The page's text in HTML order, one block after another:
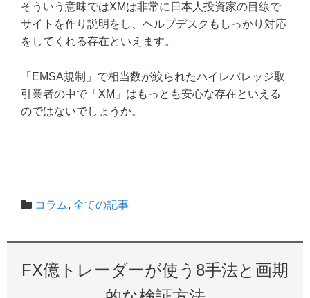
そういう意味ではXMは非常に日本人投資家の目線で
サイトを作り説明をし、ヘルプデスクもしっかり対応
をしてくれる存在といえます。
「EMSA規制」で相当数が絞られたハイレバレッジ取
引業者の中で「XM」はもっとも安心な存在といえる
のではないでしょうか。
コラム, 全ての記事
FX億トレーダーが使う8手法と画期